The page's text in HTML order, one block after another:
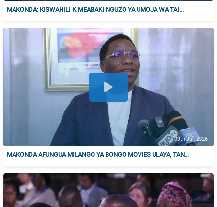
MAKONDA: KISWAHILI KIMEABAKI NGUZO YA UMOJA WA TAI...
09th Jul, 2026
MAKONDA AFUNGUA MILANGO YA BONGO MOVIES ULAYA, TAN...